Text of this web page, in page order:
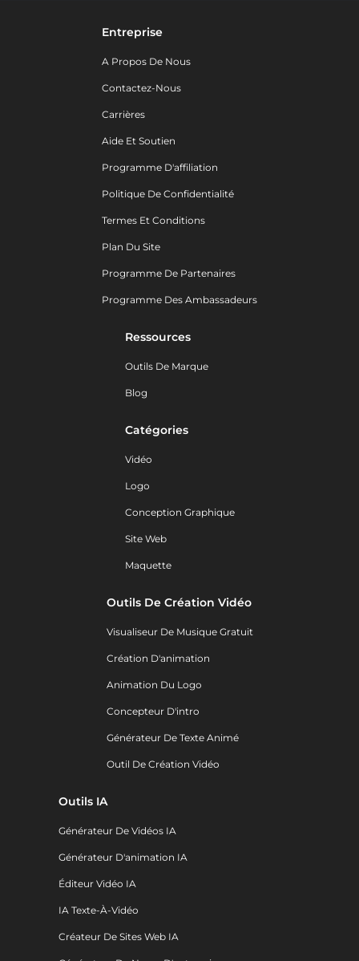
Entreprise
A Propos De Nous
Contactez-Nous
Carrières
Aide Et Soutien
Programme D'affiliation
Politique De Confidentialité
Termes Et Conditions
Plan Du Site
Programme De Partenaires
Programme Des Ambassadeurs
Ressources
Outils De Marque
Blog
Catégories
Vidéo
Logo
Conception Graphique
Site Web
Maquette
Outils De Création Vidéo
Visualiseur De Musique Gratuit
Création D'animation
Animation Du Logo
Concepteur D'intro
Générateur De Texte Animé
Outil De Création Vidéo
Outils IA
Générateur De Vidéos IA
Générateur D'animation IA
Éditeur Vidéo IA
IA Texte-À-Vidéo
Créateur De Sites Web IA